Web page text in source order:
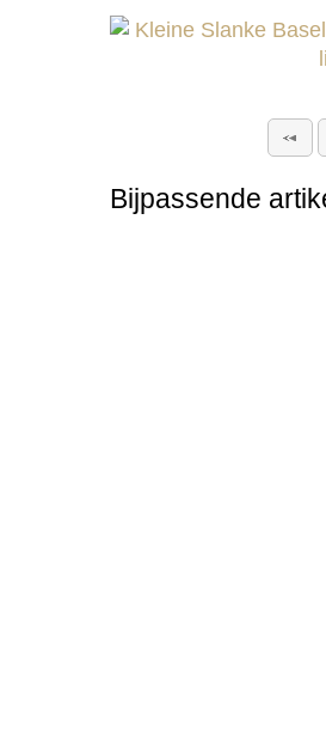
Bijpassende